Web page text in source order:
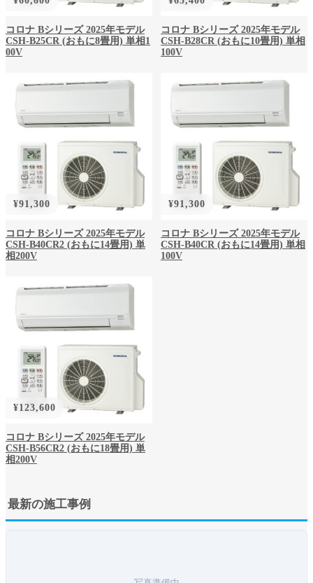
コロナ Bシリーズ 2025年モデル
CSH-B25CR (おもに8畳用) 単相1
00V
コロナ Bシリーズ 2025年モデル
CSH-B28CR (おもに10畳用) 単相
100V
¥91,300
コロナ Bシリーズ 2025年モデル
CSH-B40CR2 (おもに14畳用) 単
相200V
¥91,300
コロナ Bシリーズ 2025年モデル
CSH-B40CR (おもに14畳用) 単相
100V
¥123,600
コロナ Bシリーズ 2025年モデル
CSH-B56CR2 (おもに18畳用) 単
相200V
最新の施工事例